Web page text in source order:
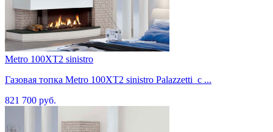
Metro 100XT2 sinistro
Газовая топка Metro 100XT2 sinistro Palazzetti с ...
821 700 руб.